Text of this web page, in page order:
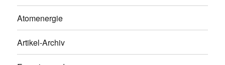
Atomenergie
Artikel-Archiv